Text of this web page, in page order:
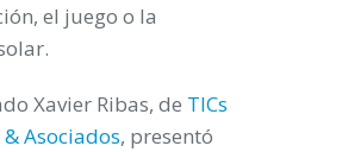
el juego o la
Xavier Ribas, de TICs
Asociados, presentó